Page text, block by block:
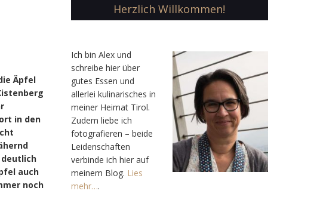
Äpfel
in den
deutlich
auch
noch
Herzlich Willkommen!
Ich bin Alex und
schreibe hier über
gutes Essen und
allerlei kulinarisches in
meiner Heimat Tirol.
Zudem liebe ich
fotografieren – beide
Leidenschaften
verbinde ich hier auf
meinem Blog. Lies
mehr….